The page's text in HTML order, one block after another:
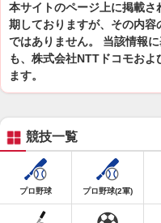
本サイトのページ上に掲載
期しておりますが、その内
ではありません。 当該情報
も、株式会社NTTドコモお
ます。
競技一覧
プロ野球 プロ野球(2軍)